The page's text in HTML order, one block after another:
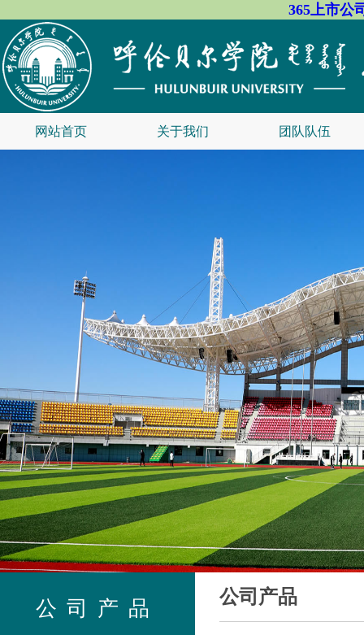
365上市公
网站首页 关于我们 团队队伍
公司产品 公司产品